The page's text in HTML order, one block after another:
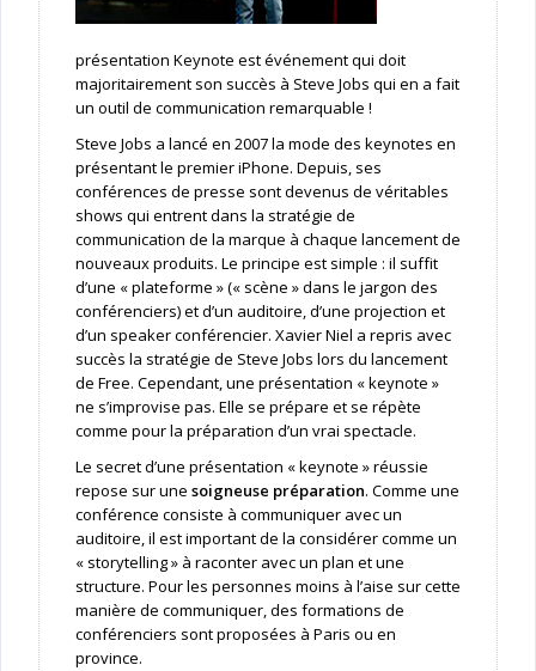
présentation Keynote est événement qui doit
majoritairement son succès à Steve Jobs qui en a fait
un outil de communication remarquable !
Steve Jobs a lancé en 2007 la mode des keynotes en
présentant le premier iPhone. Depuis, ses
conférences de presse sont devenus de véritables
shows qui entrent dans la stratégie de
communication de la marque à chaque lancement de
nouveaux produits. Le principe est simple : il suffit
d’une « plateforme » (« scène » dans le jargon des
conférenciers) et d’un auditoire, d’une projection et
d’un speaker conférencier. Xavier Niel a repris avec
succès la stratégie de Steve Jobs lors du lancement
de Free. Cependant, une présentation « keynote »
ne s’improvise pas. Elle se prépare et se répète
comme pour la préparation d’un vrai spectacle.
Le secret d’une présentation « keynote » réussie
repose sur une soigneuse préparation. Comme une
conférence consiste à communiquer avec un
auditoire, il est important de la considérer comme un
« storytelling » à raconter avec un plan et une
structure. Pour les personnes moins à l’aise sur cette
manière de communiquer, des formations de
conférenciers sont proposées à Paris ou en
province.